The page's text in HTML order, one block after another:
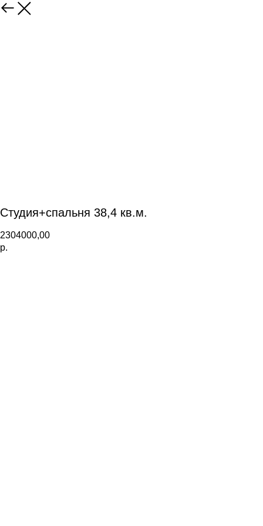
Студия+спальня 38,4 кв.м.
2304000,00
р.